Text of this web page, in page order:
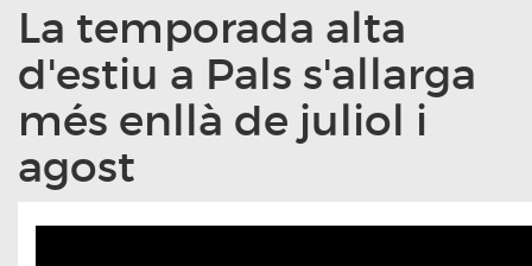
La temporada alta
d'estiu a Pals s'allarga
més enllà de juliol i
agost